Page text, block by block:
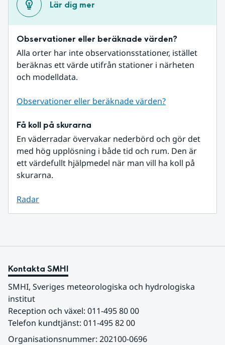
Lär dig mer
Observationer eller beräknade värden?
Alla orter har inte observationsstationer, istället
beräknas ett värde utifrån stationer i närheten
och modelldata.
Observationer eller beräknade värden?
Få koll på skurarna
En väderradar övervakar nederbörd och gör det
med hög upplösning i både tid och rum. Den är
ett värdefullt hjälpmedel när man vill ha koll på
skurarna.
Radar
Kontakta SMHI
SMHI, Sveriges meteorologiska och hydrologiska
institut
Reception och växel: 011-495 80 00
Telefon kundtjänst: 011-495 82 00
Organisationsnummer: 202100-0696